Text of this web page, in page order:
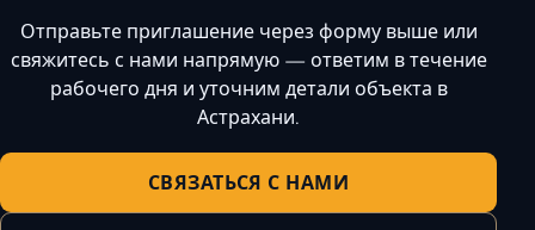
Отправьте приглашение через форму выше или
свяжитесь с нами напрямую — ответим в течение
рабочего дня и уточним детали объекта в
Астрахани.
СВЯЗАТЬСЯ С НАМИ